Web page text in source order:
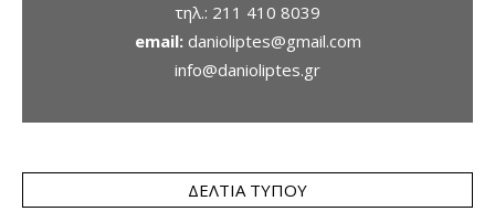
τηλ.: 211 410 8039
email: danioliptes@gmail.com
info@danioliptes.gr
ΔΕΛΤΊΑ ΤΎΠΟΥ